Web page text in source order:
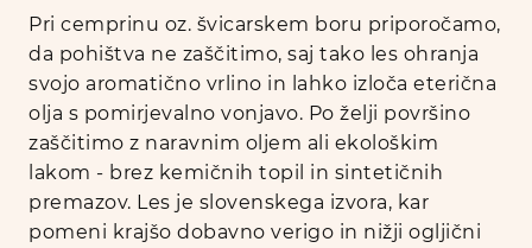
Pri cemprinu oz. švicarskem boru priporočamo,
da pohištva ne zaščitimo, saj tako les ohranja
svojo aromatično vrlino in lahko izloča eterična
olja s pomirjevalno vonjavo. Po želji površino
zaščitimo z naravnim oljem ali ekološkim
lakom - brez kemičnih topil in sintetičnih
premazov. Les je slovenskega izvora, kar
pomeni krajšo dobavno verigo in nižji ogljični